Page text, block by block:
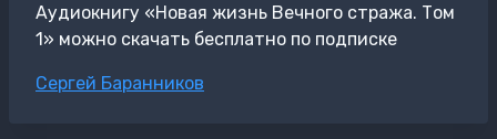
Аудиокнигу «Новая жизнь Вечного стража. Том
1» можно скачать бесплатно по подписке
Метки
Сергей Баранников